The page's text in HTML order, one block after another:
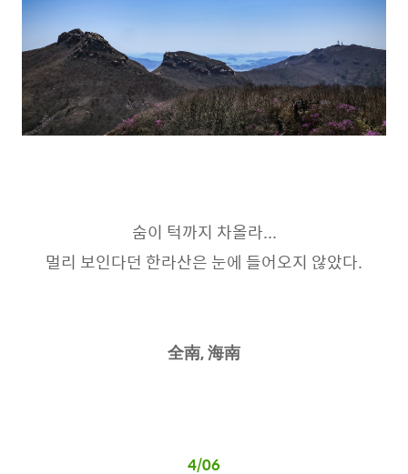
숨이 턱까지 차올라...
멀리 보인다던 한라산은 눈에 들어오지 않았다.
全南, 海南
4/06